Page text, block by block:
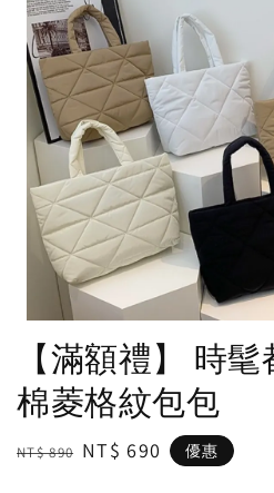
【滿額禮】 時
棉菱格紋包包
Regular
NT$ 890 Sale
NT$ 690 優惠